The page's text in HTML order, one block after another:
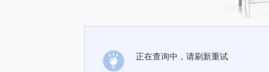
正在查询中，请刷新重试